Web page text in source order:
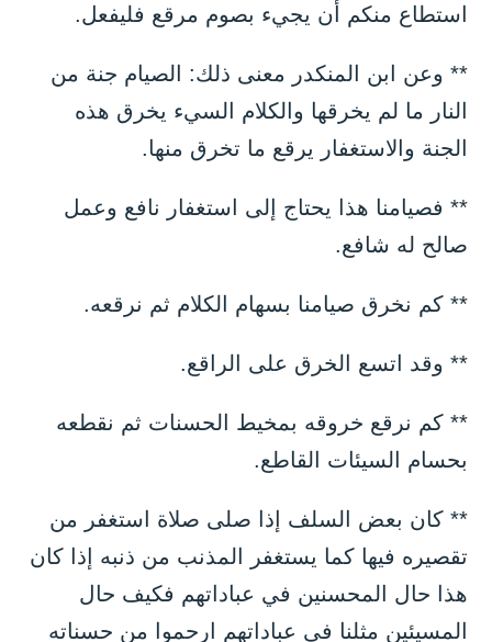
استطاع منكم أن يجيء بصوم مرقع فليفعل.
** وعن ابن المنكدر معنى ذلك: الصيام جنة من
النار ما لم يخرقها والكلام السيء يخرق هذه
الجنة والاستغفار يرقع ما تخرق منها.
** فصيامنا هذا يحتاج إلى استغفار نافع وعمل
صالح له شافع.
** كم نخرق صيامنا بسهام الكلام ثم نرقعه.
** وقد اتسع الخرق على الراقع.
** كم نرقع خروقه بمخيط الحسنات ثم نقطعه
بحسام السيئات القاطع.
** كان بعض السلف إذا صلى صلاة استغفر من
تقصيره فيها كما يستغفر المذنب من ذنبه إذا كان
هذا حال المحسنين في عباداتهم فكيف حال
المسيئين مثلنا في عباداتهم ارحموا من حسناته